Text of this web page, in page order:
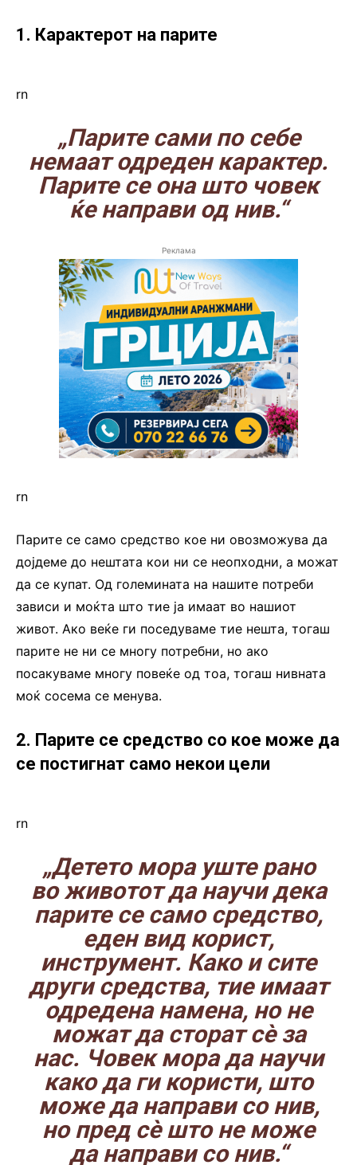
1. Карактерот на парите
rn
„Парите сами по себе
немаат одреден карактер.
Парите се она што човек
ќе направи од нив.“
Реклама
rn
Парите се само средство кое ни овозможува да
дојдеме до нештата кои ни се неопходни, а можат
да се купат. Од големината на нашите потреби
зависи и моќта што тие ја имаат во нашиот
живот. Ако веќе ги поседуваме тие нешта, тогаш
парите не ни се многу потребни, но ако
посакуваме многу повеќе од тоа, тогаш нивната
моќ сосема се менува.
2. Парите се средство со кое може да
се постигнат само некои цели
rn
„Дететомора уште рано
во животот да научи дека
парите се само средство,
еден вид корист,
инструмент. Како и сите
други средства, тие имаат
одредена намена, но не
можат да сторат сè за
нас. Човек мора да научи
како да ги користи, што
може да направи со нив,
но пред сè што не може
да направи со нив.“